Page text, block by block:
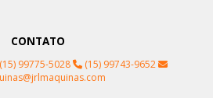
CONTATO
(15) 99775-5028
(15) 99743-9652